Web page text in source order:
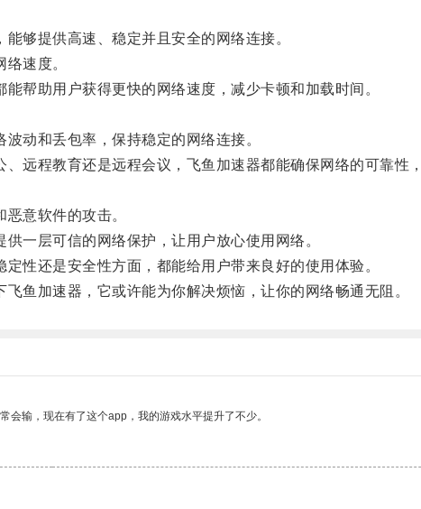
够提供高速、稳定并且安全的网络连接。
速度。
助用户获得更快的网络速度，减少卡顿和加载时间。
动和丢包率，保持稳定的网络连接。
程教育还是远程会议，飞鱼加速器都能确保网络的可靠性，
意软件的攻击。
一层可信的网络保护，让用户放心使用网络。
还是安全性方面，都能给用户带来良好的使用体验。
加速器，它或许能为你解决烦恼，让你的网络畅通无阻。
输，现在有了这个app，我的游戏水平提升了不少。